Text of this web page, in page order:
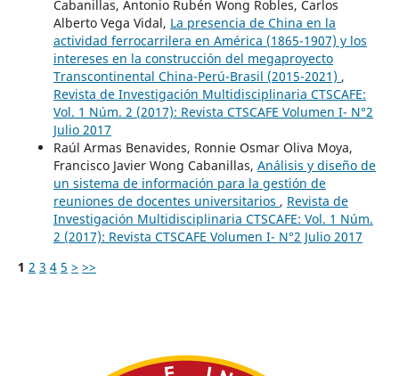
Cabanillas, Antonio Rubén Wong Robles, Carlos
Alberto Vega Vidal, La presencia de China en la
actividad ferrocarrilera en América (1865-1907) y los
intereses en la construcción del megaproyecto
Transcontinental China-Perú-Brasil (2015-2021) ,
Revista de Investigación Multidisciplinaria CTSCAFE:
Vol. 1 Núm. 2 (2017): Revista CTSCAFE Volumen I- N°2
Julio 2017
Raúl Armas Benavides, Ronnie Osmar Oliva Moya,
Francisco Javier Wong Cabanillas, Análisis y diseño de
un sistema de información para la gestión de
reuniones de docentes universitarios , Revista de
Investigación Multidisciplinaria CTSCAFE: Vol. 1 Núm.
2 (2017): Revista CTSCAFE Volumen I- N°2 Julio 2017
1 2 3 4 5 > >>